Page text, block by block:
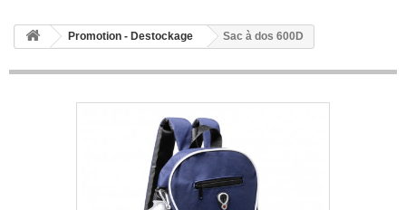
Promotion - Destockage Sac à dos 600D